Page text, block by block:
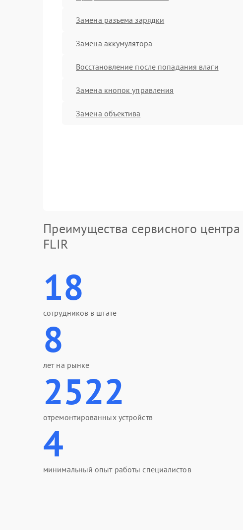
Замена разъема зарядки
Замена аккумулятора
Восстановление после попадания влаги
Замена кнопок управления
Замена объектива
Преимущества сервисного центра
FLIR
18
сотрудников в штате
8
лет на рынке
2522
отремонтированных устройств
4
минимальный опыт работы специалистов